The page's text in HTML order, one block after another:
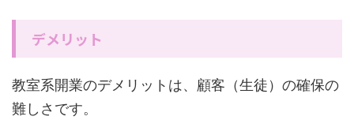
デメリット
教室系開業のデメリットは、顧客（生徒）の確保の
難しさです。